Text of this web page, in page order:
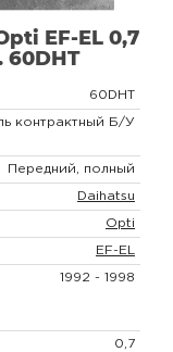
EF-EL 0,7
60DHT
60DHT
контрактный Б/У
Передний, полный
Daihatsu
Opti
EF-EL
1992 - 1998
0,7